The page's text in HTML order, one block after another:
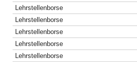
Lehrstellenborse
Lehrstellenborse
Lehrstellenborse
Lehrstellenborse
Lehrstellenborse